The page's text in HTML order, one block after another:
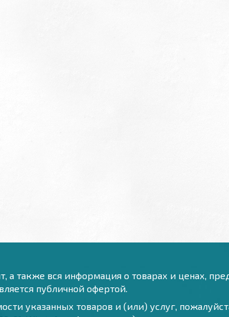
также вся информация о товарах и ценах,
публичной офертой.
указанных товаров и (или) услуг,